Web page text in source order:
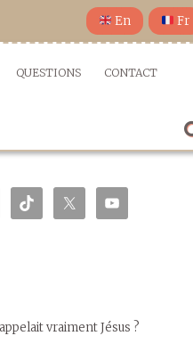
En Fr
QUESTIONS CONTACT
vraiment Jésus ?